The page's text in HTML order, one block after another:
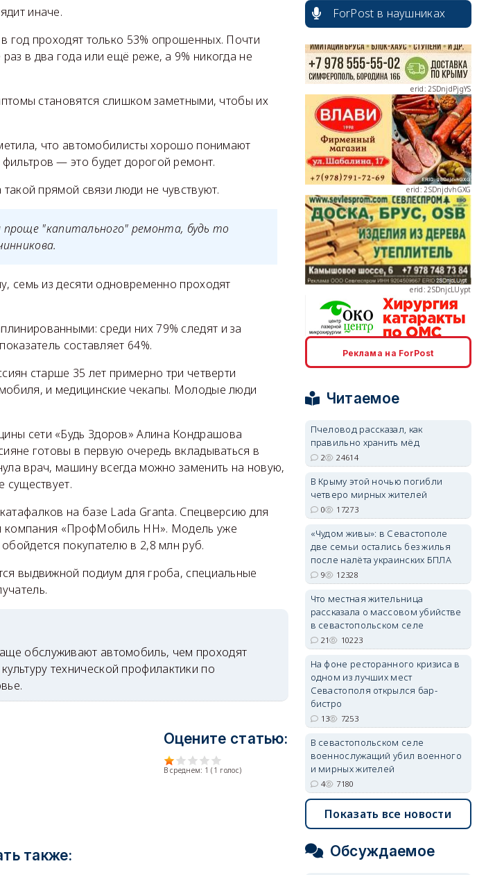
иначе.
год проходят только 53% опрошенных. Почти
в два года или ещё реже, а 9% никогда не
становятся слишком заметными, чтобы их
что автомобилисты хорошо понимают
— это будет дорогой ремонт.
прямой связи люди не чувствуют.
"капитального" ремонта, будь то
семь из десяти одновременно проходят
среди них 79% следят и за
составляет 64%.
старше 35 лет примерно три четверти
и медицинские чекапы. Молодые люди
сети «Будь Здоров» Алина Кондрашова
готовы в первую очередь вкладываться в
врач, машину всегда можно заменить на новую,
существует.
на базе Lada Granta. Спецверсию для
компания «ПрофМобиль НН». Модель уже
покупателю в 2,8 млн руб.
выдвижной подиум для гроба, специальные
обслуживают автомобиль, чем проходят
технической профилактики по
Оцените статью:
В среднем: 1 ( 1 голос)
также:
ForPost в наушниках
erid: 2SDnjdPjgYS
erid: 2SDnjdvhGXG
erid: 2SDnjcLUypt
erid: 2SDnjcrDNw6
erid: 2SDnjdvhGXG
Реклама на ForPost
Читаемое
Пчеловод рассказал, как
правильно хранить мёд
2 24614
В Крыму этой ночью погибли
четверо мирных жителей
0 17273
«Чудом живы»: в Севастополе
две семьи остались без жилья
после налёта украинских БПЛА
9 12328
Что местная жительница
рассказала о массовом убийстве
в севастопольском селе
21 10223
На фоне ресторанного кризиса в
одном из лучших мест
Севастополя открылся бар-
бистро
13 7253
В севастопольском селе
военнослужащий убил военного
и мирных жителей
4 7180
Показать все новости
Обсуждаемое